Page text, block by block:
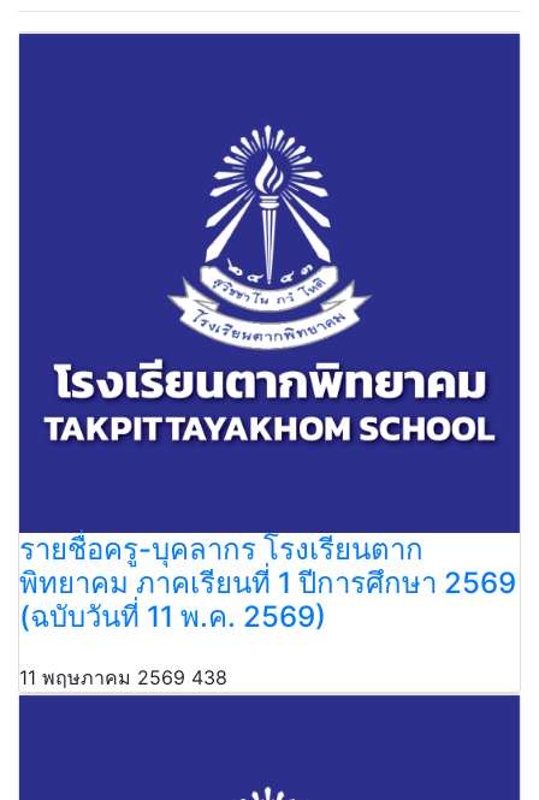
รายชื่อครู-บุคลากร โรงเรียนตาก
พิทยาคม ภาคเรียนที่ 1 ปีการศึกษา 2569
(ฉบับวันที่ 11 พ.ค. 2569)
11 พฤษภาคม 2569 438